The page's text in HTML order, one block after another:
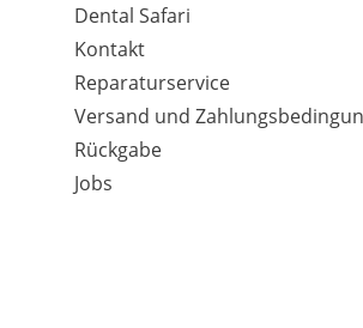
Dental Safari
Kontakt
Reparaturservice
Versand und
Rückgabe
Jobs